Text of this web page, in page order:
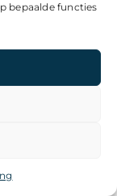
bepaalde functies